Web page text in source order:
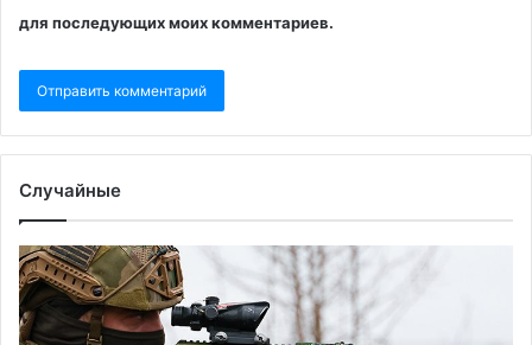
для последующих моих комментариев.
Случайные
В
разведке
США
оценили